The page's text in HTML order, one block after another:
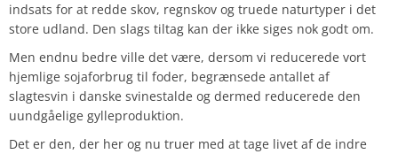
indsats for at redde skov, regnskov og truede naturtyper i det
store udland. Den slags tiltag kan der ikke siges nok godt om.
Men endnu bedre ville det være, dersom vi reducerede vort
hjemlige sojaforbrug til foder, begrænsede antallet af
slagtesvin i danske svinestalde og dermed reducerede den
uundgåelige gylleproduktion.
Det er den, der her og nu truer med at tage livet af de indre